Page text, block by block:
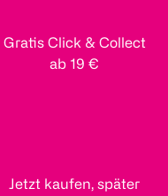
Gratis Click & Collect
ab 19 €
Jetzt kaufen, später